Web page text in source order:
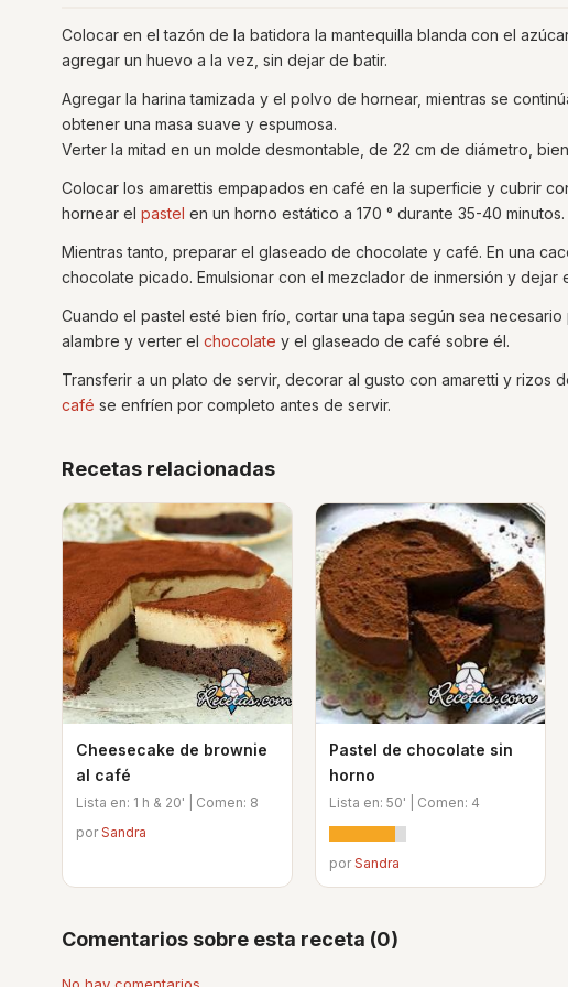
Colocar en el tazón de la batidora la mantequilla blanda con el
agregar un huevo a la vez, sin dejar de batir.
Agregar la harina tamizada y el polvo de hornear, mientras se
obtener una masa suave y espumosa.
Verter la mitad en un molde desmontable, de 22 cm de diámetro,
Colocar los amarettis empapados en café en la superficie y cubrir
hornear el pastel en un horno estático a 170 ° durante 35-40
Mientras tanto, preparar el glaseado de chocolate y café. En una
chocolate picado. Emulsionar con el mezclador de inmersión y dejar
Cuando el pastel esté bien frío, cortar una tapa según sea
alambre y verter el chocolate y el glaseado de café sobre él.
Transferir a un plato de servir, decorar al gusto con amaretti y rizos
café se enfríen por completo antes de servir.
Recetas relacionadas
Cheesecake de brownie
al café
Lista en: 1 h & 20' | Comen: 8
porSandra
Pastel de chocolate sin
horno
Lista en: 50' | Comen: 4
porSandra
Comentarios sobre esta receta (0)